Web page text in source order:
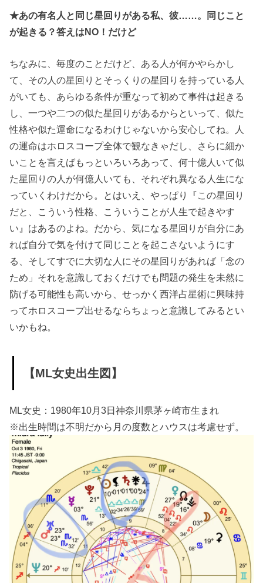
★あの有名人と同じ星回りがある私、彼……。同じこと
が起きる？答えはNO！だけど
ちなみに、毎度のことだけど、ある人が何かやらかし
て、その人の星回りとそっくりの星回りを持っている人
がいても、あらゆる条件が重なって初めて事件は起きる
し、一つや二つの似た星回りがあるからといって、似た
性格や似た運命になるわけじゃないから安心してね。人
の運命はホロスコープ全体で観なきゃだし、さらに細か
いことを言えばもっといろいろあって、何十億人いて似
た星回りの人が何億人いても、それぞれ異なる人生にな
っていくわけだから。とはいえ、やっぱり『この星回り
だと、こういう性格、こういうことが人生で起きやす
い』はあるのよね。だから、気になる星回りが自分にあ
れば自分で気を付けて同じことを起こさないようにす
る、そしてすでに大切な人にその星回りがあれば「念の
ため」それを意識しておくだけでも問題の発生を未然に
防げる可能性も高いから、せっかく西洋占星術に興味持
ってホロスコープ出せるならちょっと意識してみるとい
いかもね。
【ML女史出生図】
ML女史：1980年10月3日神奈川県茅ヶ崎市生まれ
※出生時間は不明だから月の度数とハウスは考慮せず。